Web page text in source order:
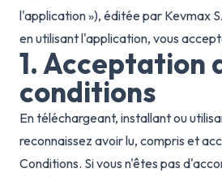
l'application »), éditée par Kevmax
en utilisant l'application, vous
1. Acceptation
conditions
En téléchargeant, installant ou
reconnaissez avoir lu, compris et
Conditions. Si vous n'êtes pas